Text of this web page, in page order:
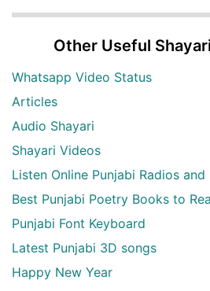
Other Useful
Whatsapp Video Status
Articles
Audio Shayari
Shayari Videos
Listen Online Punjabi Radios and
Best Punjabi Poetry Books to
Punjabi Font Keyboard
Latest Punjabi 3D songs
Happy New Year